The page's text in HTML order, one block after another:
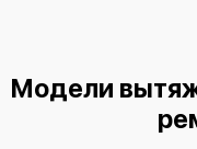
Модели